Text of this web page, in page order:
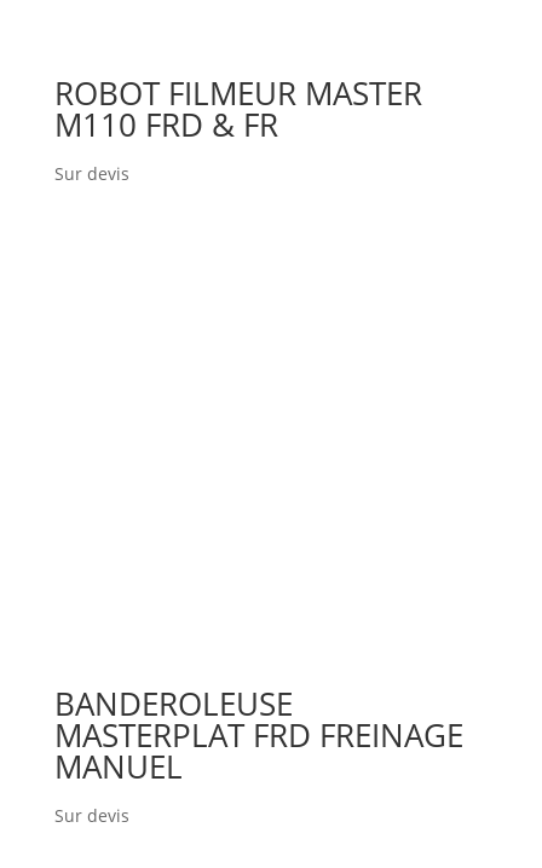
ROBOT FILMEUR MASTER
M110 FRD & FR
Sur devis
BANDEROLEUSE
MASTERPLAT FRD FREINAGE
MANUEL
Sur devis